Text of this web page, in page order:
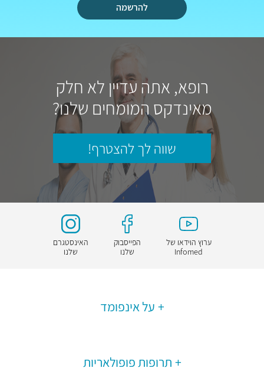
להרשמה
רופא, אתה עדיין לא חלק
מאינדקס המומחים שלנו?
שווה לך להצטרף!
ערוץ הוידאו של
Infomed
הפייסבוק
שלנו
האינסטגרם
שלנו
על אינפומד
תרופות פופולאריות